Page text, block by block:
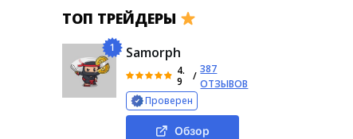
ТОП ТРЕЙДЕРЫ
1 Samorph
4.
9
/
387
ОТЗЫВОВ
Проверен
Обзор